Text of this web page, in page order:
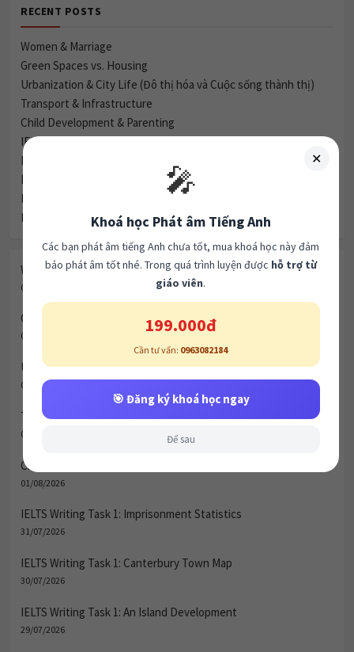
RECENT POSTS
Women & Marriage
Green Spaces vs. Housing
Urbanization & City Life (Đô thị hóa và Cuộc sống thành thị)
Transport & Infrastructure
Child Development & Parenting
IELTS Writing Task 1: Imprisonment Statistics
IELTS Writing Task 1: Canterbury Town Map
IELTS Writing Task 1: An Island Development
IELTS Writing Task 1: Glass Recycling Process
IELTS Writing Task 1: Life Cycle of the Honey Bee
Women & Marriage
05/08/2026
Green Spaces vs. Housing
04/08/2026
Urbanization & City Life (Đô thị hóa và Cuộc sống thành thị)
03/08/2026
Transport & Infrastructure
02/08/2026
Child Development & Parenting
01/08/2026
IELTS Writing Task 1: Imprisonment Statistics
31/07/2026
IELTS Writing Task 1: Canterbury Town Map
30/07/2026
IELTS Writing Task 1: An Island Development
29/07/2026
✕
🎤
Khoá học Phát âm Tiếng Anh
Các bạn phát âm tiếng Anh chưa tốt, mua khoá học này đảm
bảo phát âm tốt nhé. Trong quá trình luyện được hỗ trợ từ
giáo viên.
199.000đ
Cần tư vấn: 0963082184
🎯 Đăng ký khoá học ngay
Để sau